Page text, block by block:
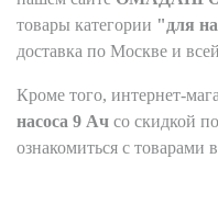
товары категории "для
доставка по Москве и
Кроме того, интернет-
насоса 9 Ач со скидкой
ознакомиться с товарами